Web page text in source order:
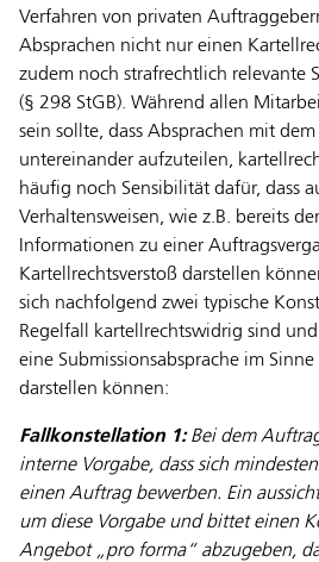
Verfahren von privaten
Absprachen nicht nur einen
zudem noch strafrechtlich relevante
(§ 298 StGB). Während allen
sein sollte, dass Absprachen mit
untereinander aufzuteilen,
häufig noch Sensibilität dafür, dass
Verhaltensweisen, wie z.B. bereits
Informationen zu einer
Kartellrechtsverstoß darstellen
sich nachfolgend zwei typische
Regelfall kartellrechtswidrig sind
eine Submissionsabsprache im
darstellen können:
Fallkonstellation 1:Bei dem
interne Vorgabe, dass sich
einen Auftrag bewerben. Ein
um diese Vorgabe und bittet einen
Angebot „pro forma“ abzugeben,